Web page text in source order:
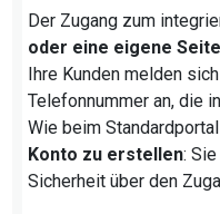
Der Zugang zum
oder eine eigene Seite
Ihre Kunden melden
Telefonnummer an, die
Wie beim
Konto zu erstellen:
Sicherheit über den